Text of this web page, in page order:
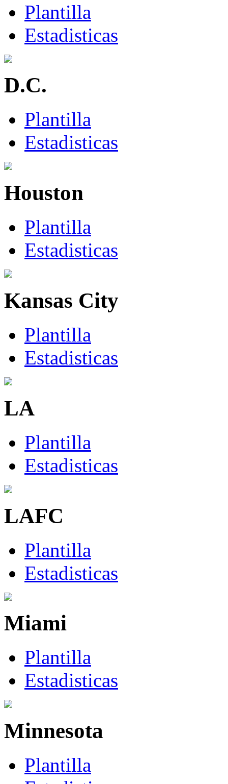
Plantilla
Estadisticas
D.C.
Plantilla
Estadisticas
Houston
Plantilla
Estadisticas
Kansas City
Plantilla
Estadisticas
LA
Plantilla
Estadisticas
LAFC
Plantilla
Estadisticas
Miami
Plantilla
Estadisticas
Minnesota
Plantilla